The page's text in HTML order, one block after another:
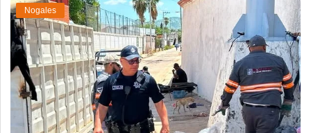
Nogales